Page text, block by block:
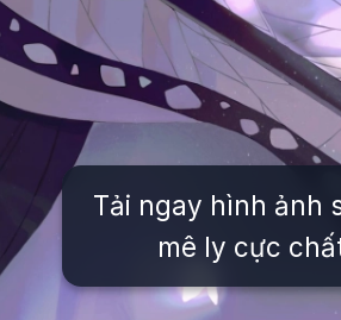
Tải ngay hình ảnh
mê ly cực